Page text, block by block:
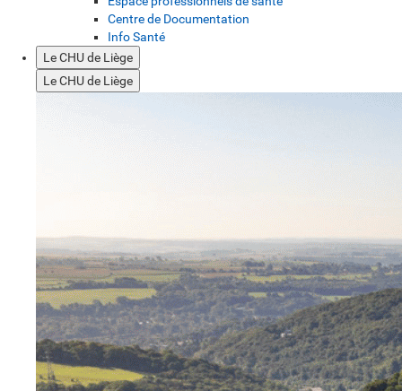
Centre de Documentation
Info Santé
Le CHU de Liège
Le CHU de Liège